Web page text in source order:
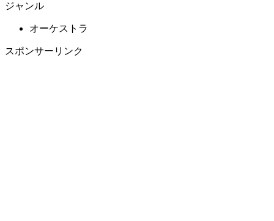
ジャンル
オーケストラ
スポンサーリンク